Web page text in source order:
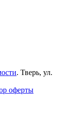
. Тверь, ул.
оферты